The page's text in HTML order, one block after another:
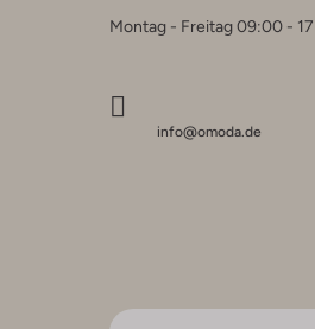
Montag - Freitag 09:00 -
info@omoda.de